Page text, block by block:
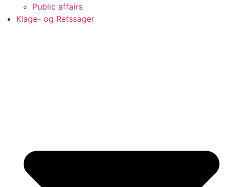
Public affairs
Klage- og Retssager